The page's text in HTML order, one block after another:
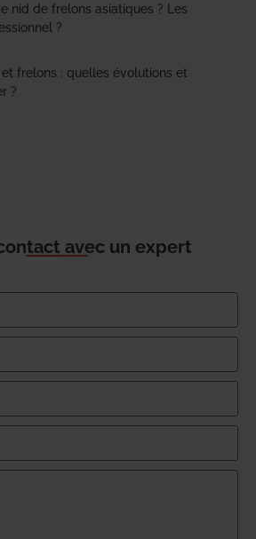
nid de frelons asiatiques ? Les
?
frelons : quelles évolutions et
?
avec un expert